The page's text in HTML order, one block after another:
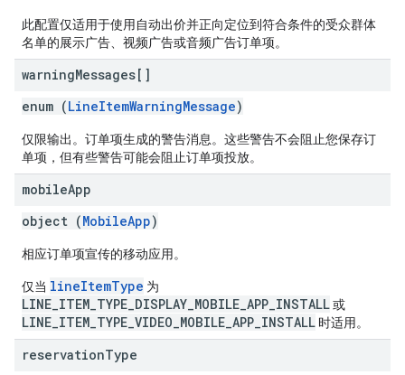
此配置仅适用于使用自动出价并正向定位到符合条件的受众群体
名单的展示广告、视频广告或音频广告订单项。
warningMessages[]
enum (LineItemWarningMessage)
仅限输出。订单项生成的警告消息。这些警告不会阻止您保存订
单项，但有些警告可能会阻止订单项投放。
mobileApp
object (MobileApp)
相应订单项宣传的移动应用。
仅当 lineItemType 为
LINE_ITEM_TYPE_DISPLAY_MOBILE_APP_INSTALL或
LINE_ITEM_TYPE_VIDEO_MOBILE_APP_INSTALL 时适用。
reservationType